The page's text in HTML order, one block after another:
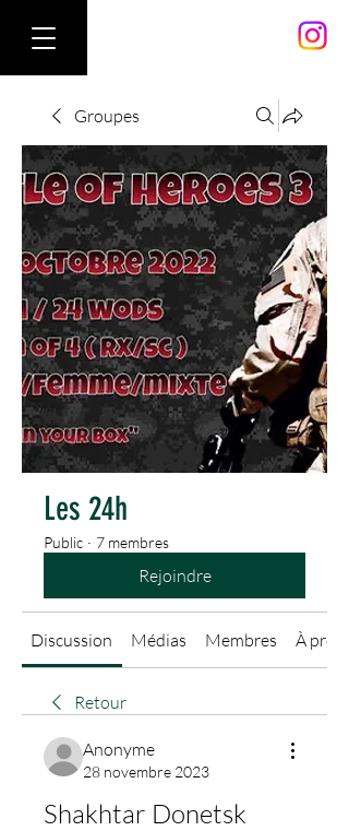
Groupes
Les 24h
Public · 7 membres
Rejoindre
Discussion Médias Membres À
Retour
Anonyme
28 novembre 2023
Shakhtar Donetsk